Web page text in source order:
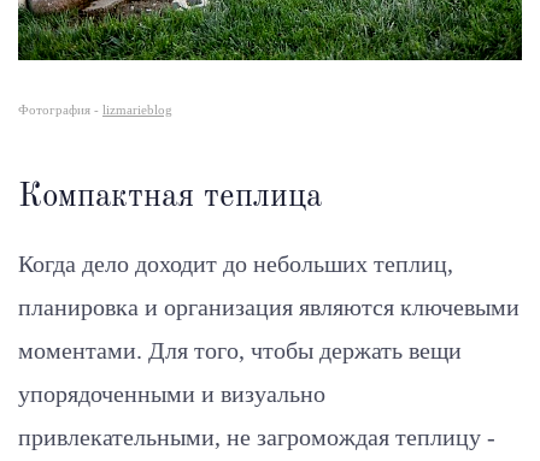
Фотография - lizmarieblog
Компактная теплица
Когда дело доходит до небольших теплиц,
планировка и организация являются ключевыми
моментами. Для того, чтобы держать вещи
упорядоченными и визуально
привлекательными, не загромождая теплицу -